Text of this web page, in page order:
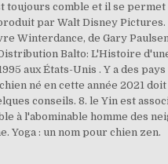
toujours comble et il se permet
par Walt Disney Pictures.
Winterdance, de Gary
Balto: L'Histoire
aux États-Unis . Y a des pays
né en cette année 2021 doit
conseils. 8. le Yin est
à l'abominable homme des
Yoga : un nom pour chien zen.